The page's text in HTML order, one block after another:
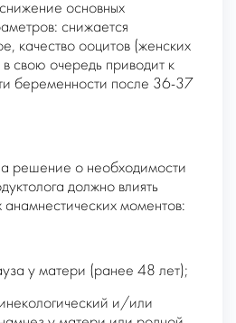
основных
снижается
качество ооцитов (женских
в свою очередь приводит к
беременности после 36-37
решение о необходимости
должно влиять
моментов:
у матери (ранее 48 лет);
и/или